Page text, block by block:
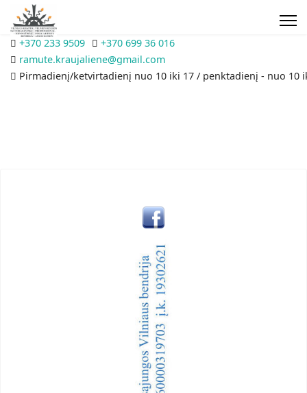
+370 233 9509
+370 699 36 016
ramute.kraujaliene@gmail.com
Pirmadienį/ketvirtadienį nuo 10 iki 17 / penktadienį - nuo 10